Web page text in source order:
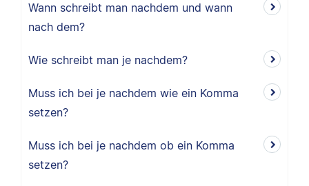
Wann schreibt man nachdem und wann
nach dem?
Wie schreibt man je nachdem?
Muss ich bei je nachdem wie ein Komma
setzen?
Muss ich bei je nachdem ob ein Komma
setzen?